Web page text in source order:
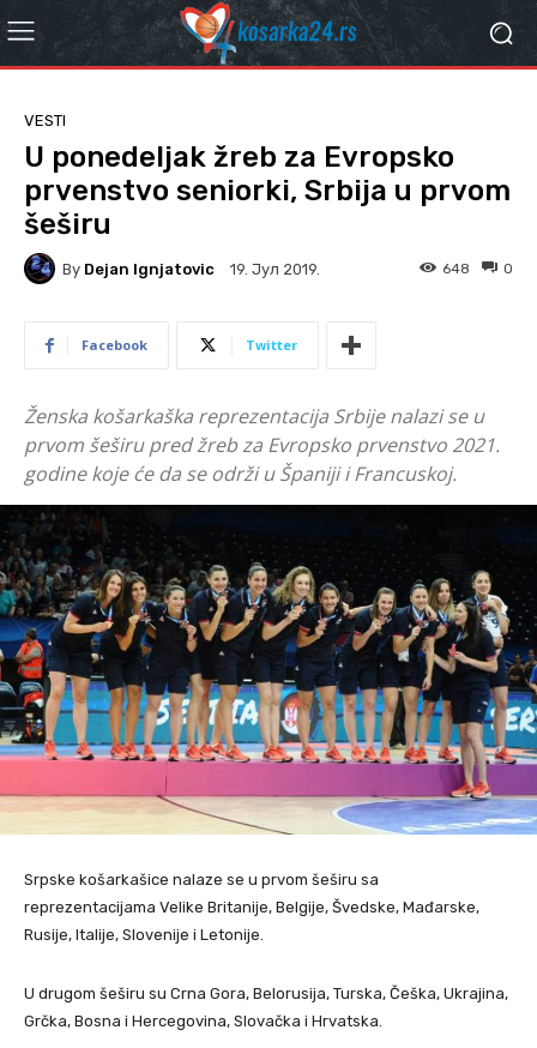
VESTI
U ponedeljak žreb za Evropsko
prvenstvo seniorki, Srbija u prvom
šeširu
By Dejan Ignjatovic 19. Јул 2019. 0
648
Facebook Twitter
Ženska košarkaška reprezentacija Srbije nalazi se u
prvom šeširu pred žreb za Evropsko prvenstvo 2021.
godine koje će da se održi u Španiji i Francuskoj.
Srpske košarkašice nalaze se u prvom šeširu sa
reprezentacijama Velike Britanije, Belgije, Švedske, Mađarske,
Rusije, Italije, Slovenije i Letonije.
U drugom šeširu su Crna Gora, Belorusija, Turska, Češka, Ukrajina,
Grčka, Bosna i Hercegovina, Slovačka i Hrvatska.